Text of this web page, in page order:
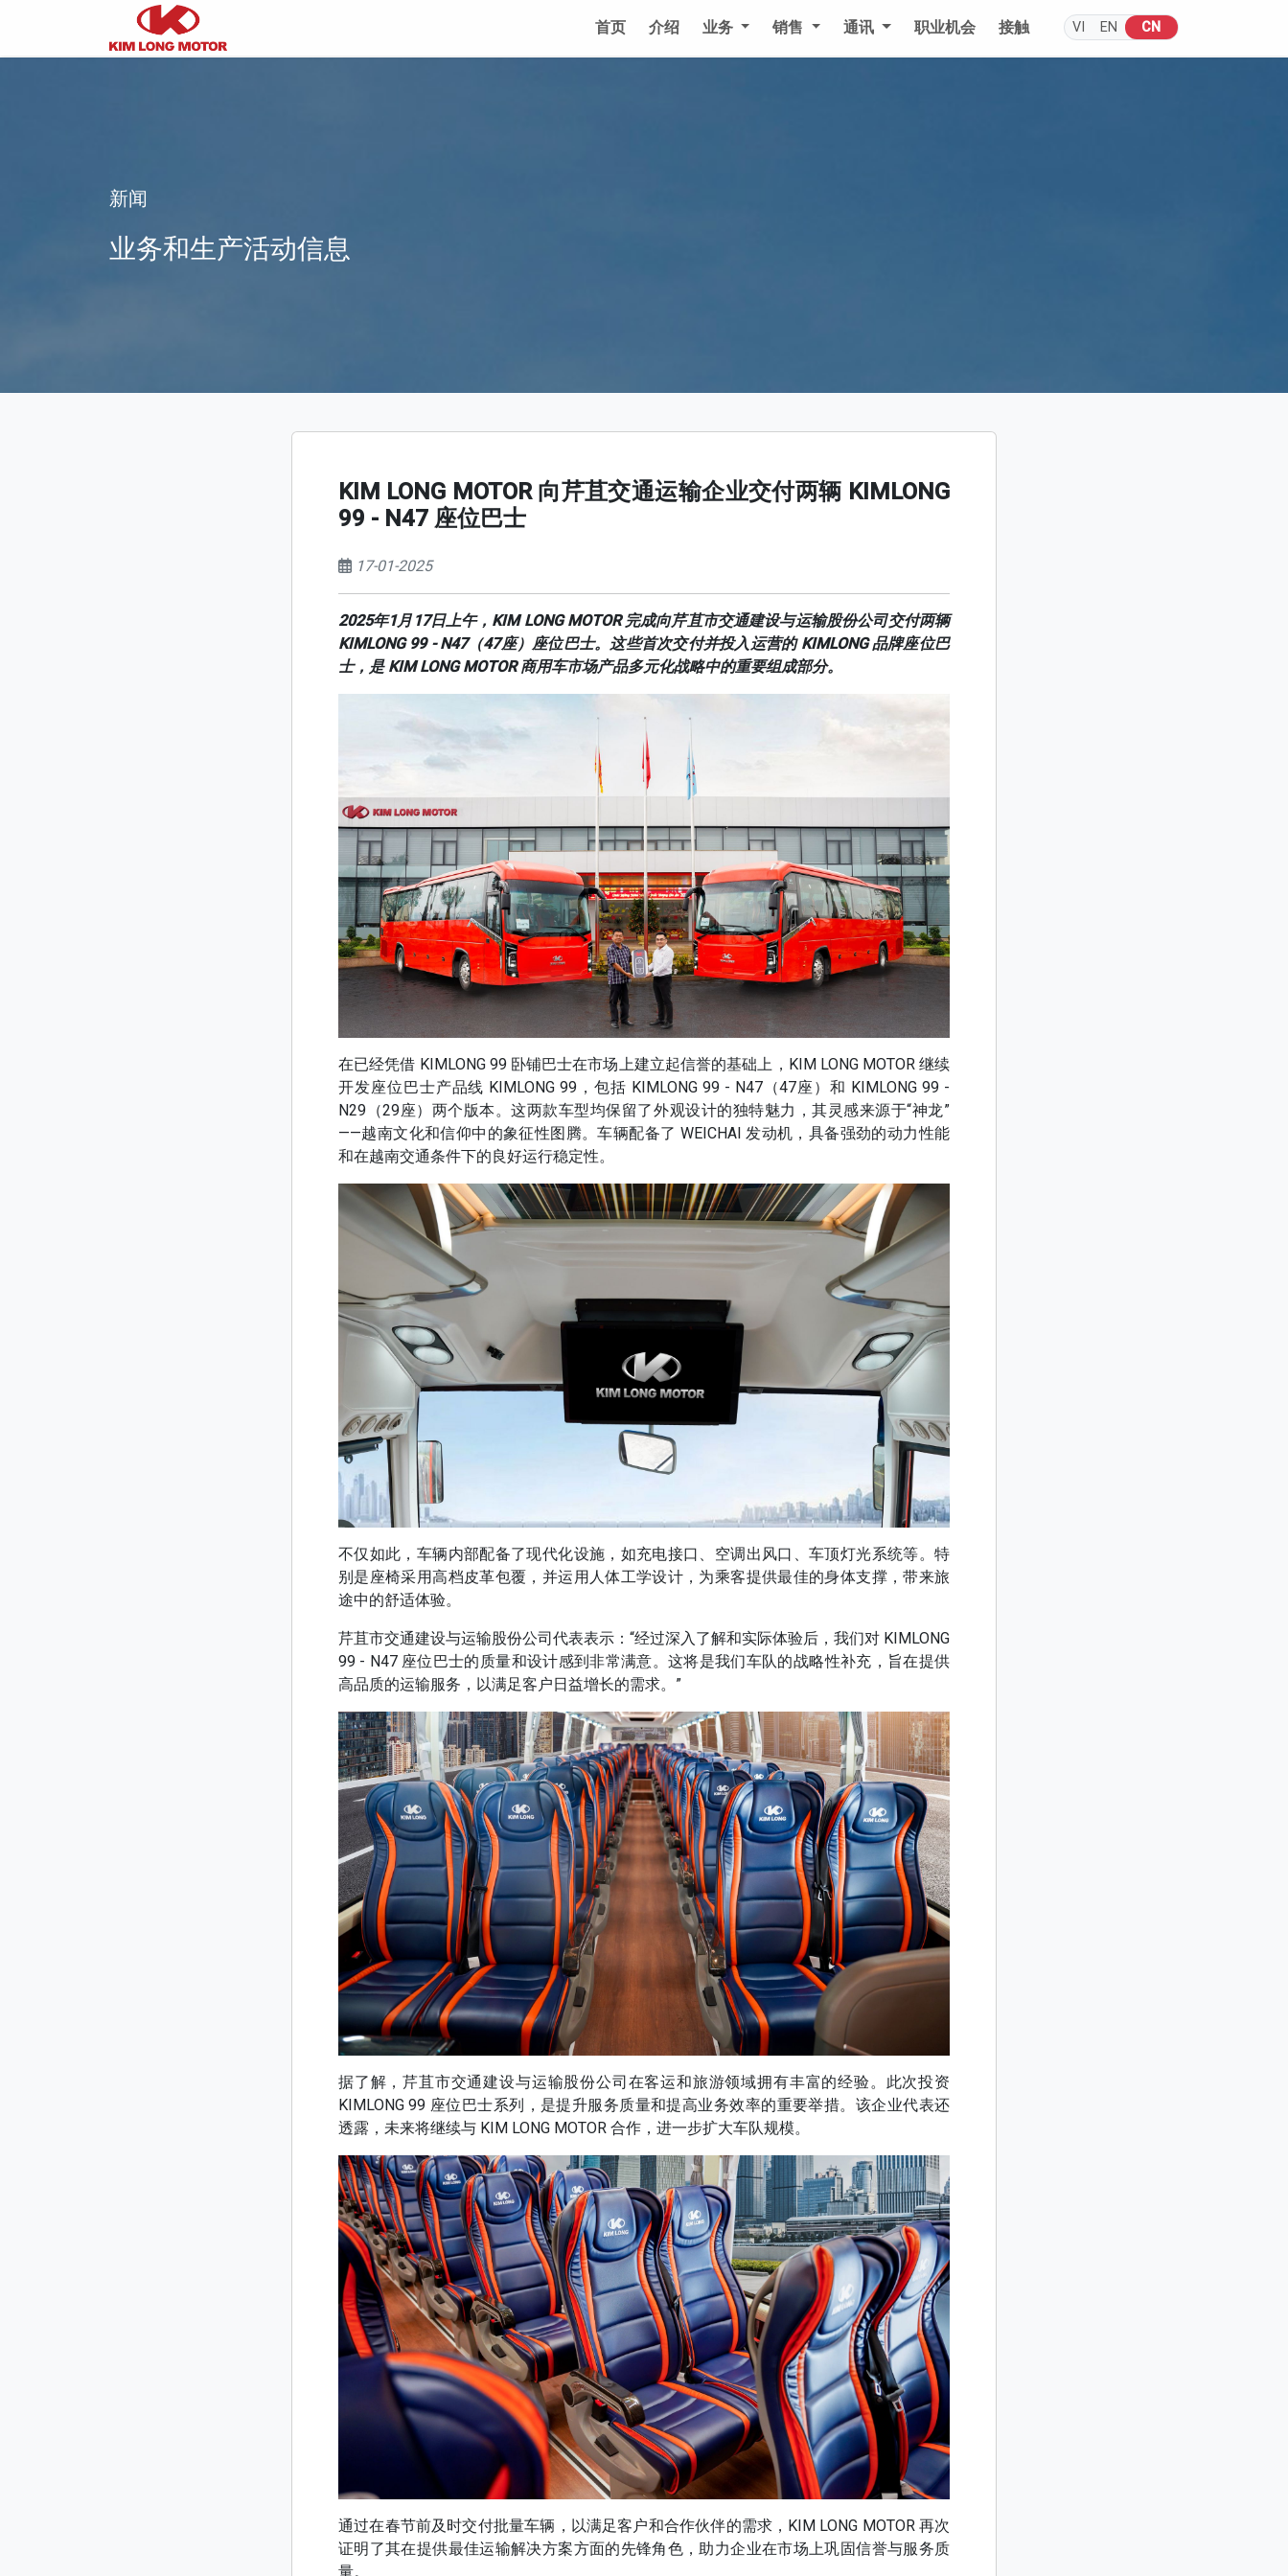
首页 介绍 业务 销售 通讯 职业机会 接触 VI EN CN
新闻
业务和生产活动信息
KIM LONG MOTOR 向芹苴交通运输企业交付两辆 KIMLONG
99 - N47 座位巴士
17-01-2025
2025年1月17日上午，KIM LONG MOTOR 完成向芹苴市交通建设与运输股份公司交付两辆
KIMLONG 99 - N47（47座）座位巴士。这些首次交付并投入运营的 KIMLONG 品牌座位巴
士，是 KIM LONG MOTOR 商用车市场产品多元化战略中的重要组成部分。
在已经凭借 KIMLONG 99 卧铺巴士在市场上建立起信誉的基础上，KIM LONG MOTOR 继续
开发座位巴士产品线 KIMLONG 99，包括 KIMLONG 99 - N47（47座）和 KIMLONG 99 -
N29（29座）两个版本。这两款车型均保留了外观设计的独特魅力，其灵感来源于“神龙”
——越南文化和信仰中的象征性图腾。车辆配备了 WEICHAI 发动机，具备强劲的动力性能
和在越南交通条件下的良好运行稳定性。
不仅如此，车辆内部配备了现代化设施，如充电接口、空调出风口、车顶灯光系统等。特
别是座椅采用高档皮革包覆，并运用人体工学设计，为乘客提供最佳的身体支撑，带来旅
途中的舒适体验。
芹苴市交通建设与运输股份公司代表表示：“经过深入了解和实际体验后，我们对 KIMLONG
99 - N47 座位巴士的质量和设计感到非常满意。这将是我们车队的战略性补充，旨在提供
高品质的运输服务，以满足客户日益增长的需求。”
据了解，芹苴市交通建设与运输股份公司在客运和旅游领域拥有丰富的经验。此次投资
KIMLONG 99 座位巴士系列，是提升服务质量和提高业务效率的重要举措。该企业代表还
透露，未来将继续与 KIM LONG MOTOR 合作，进一步扩大车队规模。
通过在春节前及时交付批量车辆，以满足客户和合作伙伴的需求，KIM LONG MOTOR 再次
证明了其在提供最佳运输解决方案方面的先锋角色，助力企业在市场上巩固信誉与服务质
量。